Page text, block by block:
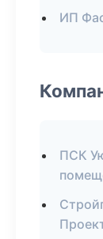
ИП
ПСК